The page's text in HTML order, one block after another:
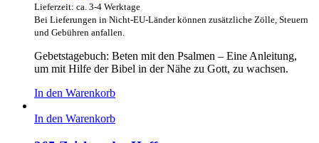
Lieferzeit: ca. 3-4 Werktage
Bei Lieferungen in Nicht-EU-Länder können zusätzliche Zölle, Steuern
und Gebühren anfallen.
Gebetstagebuch: Beten mit den Psalmen – Eine Anleitung,
um mit Hilfe der Bibel in der Nähe zu Gott, zu wachsen.
In den Warenkorb
In den Warenkorb